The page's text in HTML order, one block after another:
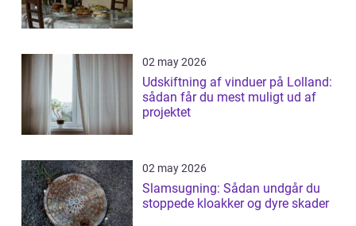
02 may 2026
Udskiftning af vinduer på Lolland:
sådan får du mest muligt ud af
projektet
02 may 2026
Slamsugning: Sådan undgår du
stoppede kloakker og dyre skader